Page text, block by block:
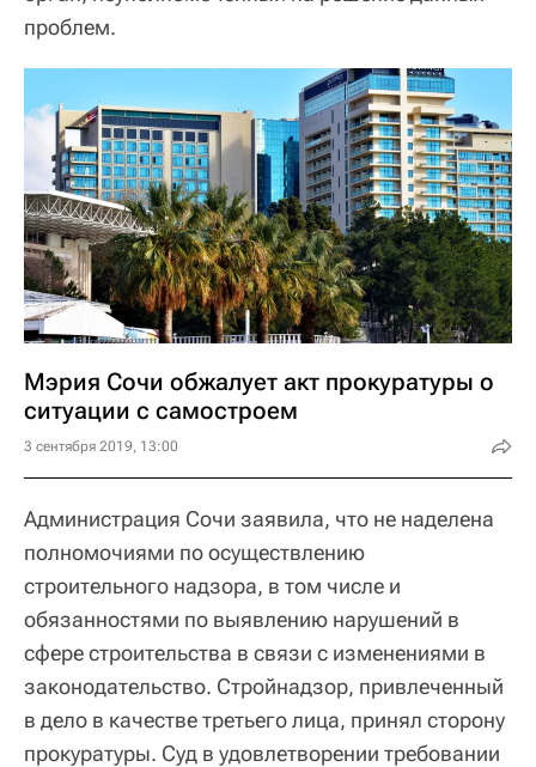
проблем.
Мэрия Сочи обжалует акт прокуратуры о
ситуации с самостроем
3 сентября 2019, 13:00
Администрация Сочи заявила, что не наделена
полномочиями по осуществлению
строительного надзора, в том числе и
обязанностями по выявлению нарушений в
сфере строительства в связи с изменениями в
законодательство. Стройнадзор, привлеченный
в дело в качестве третьего лица, принял сторону
прокуратуры. Суд в удовлетворении требовании